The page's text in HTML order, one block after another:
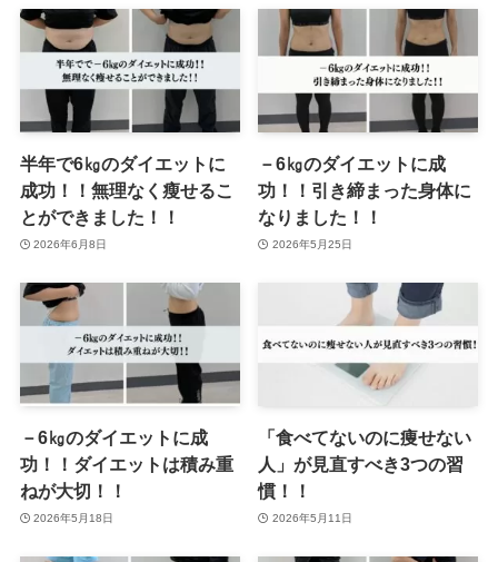
半年で6㎏のダイエットに
成功！！無理なく瘦せるこ
とができました！！
2026年6月8日
－6㎏のダイエットに成
功！！引き締まった身体に
なりました！！
2026年5月25日
－6㎏のダイエットに成
功！！ダイエットは積み重
ねが大切！！
2026年5月18日
「食べてないのに痩せない
人」が見直すべき3つの習
慣！！
2026年5月11日